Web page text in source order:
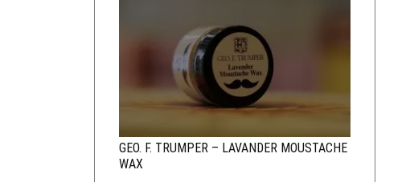
GEO. F. TRUMPER – LAVANDER MOUSTACHE
WAX